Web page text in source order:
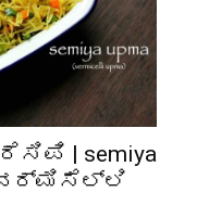
| semiya
| ವರ್ಮಿಸೆಲ್ಲಿ